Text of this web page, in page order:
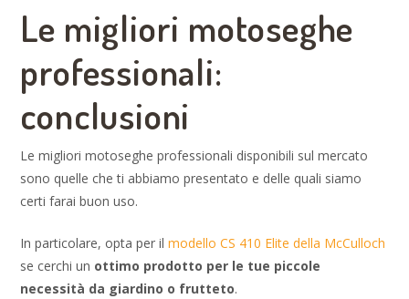
Le migliori motoseghe
professionali:
conclusioni
Le migliori motoseghe professionali disponibili sul mercato
sono quelle che ti abbiamo presentato e delle quali siamo
certi farai buon uso.
In particolare, opta per ilmodello CS 410 Elite della McCulloch
se cerchi un ottimo prodotto per le tue piccole
necessità da giardino o frutteto.